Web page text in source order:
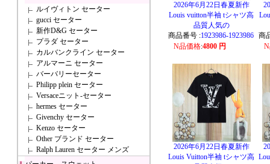
ルイヴィトン セーター
gucci セーター
新作D&G セーター
プラダ セーター
カルバンクライン セーター
アルマーニ セーター
バーバリーセーター
Philipp plein セーター
Versaceニット-セーター
hermes セーター
Givenchy セーター
Kenzo セーター
Other ブランド セーター
Ralph Lauren セーター メンズ
2026年6月22日春夏新作
Louis vuitton半袖 tシャツ高
品質人気の
商品番号 :1923986-1923986
N品価格:4800 円
商
2026年6月22日春夏新作
Louis Vuitton半袖 tシャツ高